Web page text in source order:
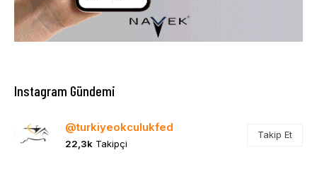
Instagram Gündemi
@turkiyeokculukfed
22,3k Takipçi
Takip Et